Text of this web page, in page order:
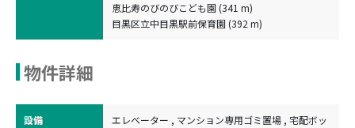
恵比寿のびのびこども園 (341 m)
目黒区立中目黒駅前保育園 (392 m)
物件詳細
設備
エレベーター , マンション専用ゴミ置場 , 宅配ボッ